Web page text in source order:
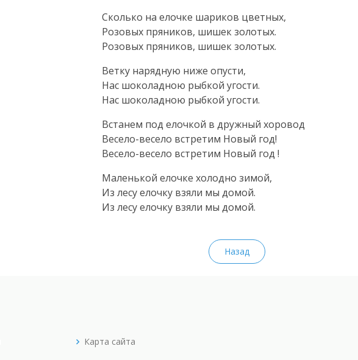
Сколько на елочке шариков цветных,
Розовых пряников, шишек золотых.
Розовых пряников, шишек золотых.
Ветку нарядную ниже опусти,
Нас шоколадною рыбкой угости.
Нас шоколадною рыбкой угости.
Встанем под елочкой в дружный хоровод
Весело-весело встретим Новый год!
Весело-весело встретим Новый год !
Маленькой елочке холодно зимой,
Из лесу елочку взяли мы домой.
Из лесу елочку взяли мы домой.
Назад
Карта сайта